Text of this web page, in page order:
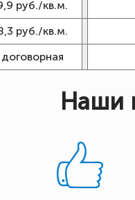
руб./кв.м.
руб./кв.м.
договорная
Наши